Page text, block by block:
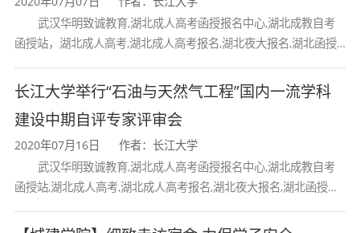
武汉华明致诚教育,湖北成人高考函授报名中心,湖北成教自考
函授站，湖北成人高考,湖北成人高考报名,湖北夜大报名,湖北函授
长江大学举行“石油与天然气工程”国内一流学科
建设中期自评专家评审会
2020年07月16日
作者：长江大学
武汉华明致诚教育,湖北成人高考函授报名中心,湖北成教自考
函授站,湖北成人高考,湖北成人高考报名,湖北夜大报名,湖北函授报